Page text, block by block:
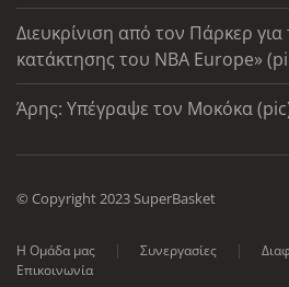
Διευκρίνιση από τον Πάρκερ για
κατάκτησης του ΝΒΑ Europe»
Άρης: Υπέγραψε τον Μοκόκα
© Copyright 2023 SuperBasket
Η Ομάδα μας Συνεργασίες
Επικοινωνία